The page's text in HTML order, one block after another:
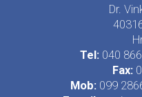
Dr.
Tel: 040
Fax:
Mob: 099